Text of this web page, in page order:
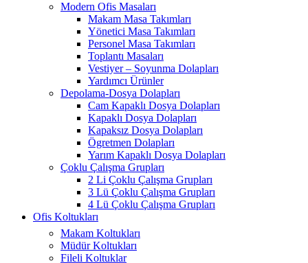
Modern Ofis Masaları
Makam Masa Takımları
Yönetici Masa Takımları
Personel Masa Takımları
Toplantı Masaları
Vestiyer – Soyunma Dolapları
Yardımcı Ürünler
Depolama-Dosya Dolapları
Cam Kapaklı Dosya Dolapları
Kapaklı Dosya Dolapları
Kapaksız Dosya Dolapları
Ögretmen Dolapları
Yarım Kapaklı Dosya Dolapları
Çoklu Çalışma Grupları
2 Li Çoklu Çalışma Grupları
3 Lü Çoklu Çalışma Grupları
4 Lü Çoklu Çalışma Grupları
Ofis Koltukları
Makam Koltukları
Müdür Koltukları
Fileli Koltuklar